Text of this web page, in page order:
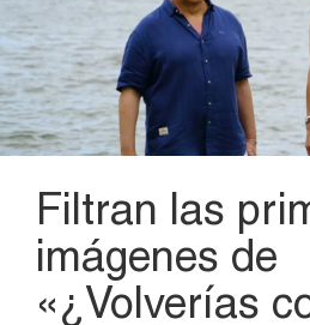
Filtran las
imágenes de
«¿Volverías